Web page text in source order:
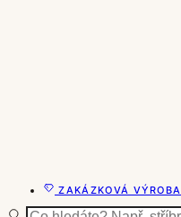
ZAKÁZKOVÁ VÝROBA